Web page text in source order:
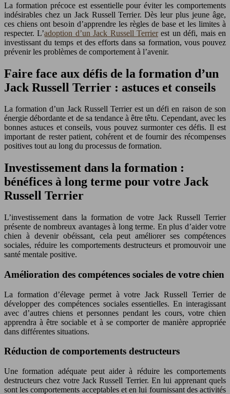
La formation précoce est essentielle pour éviter les comportements
indésirables chez un Jack Russell Terrier. Dès leur plus jeune âge,
ces chiens ont besoin d’apprendre les règles de base et les limites à
respecter. L’adoption d’un Jack Russell Terrierest un défi, mais en
investissant du temps et des efforts dans sa formation, vous pouvez
prévenir les problèmes de comportement à l’avenir.
Faire face aux défis de la formation d’un
Jack Russell Terrier : astuces et conseils
La formation d’un Jack Russell Terrier est un défi en raison de son
énergie débordante et de sa tendance à être têtu. Cependant, avec les
bonnes astuces et conseils, vous pouvez surmonter ces défis. Il est
important de rester patient, cohérent et de fournir des récompenses
positives tout au long du processus de formation.
Investissement dans la formation :
bénéfices à long terme pour votre Jack
Russell Terrier
L’investissement dans la formation de votre Jack Russell Terrier
présente de nombreux avantages à long terme. En plus d’aider votre
chien à devenir obéissant, cela peut améliorer ses compétences
sociales, réduire les comportements destructeurs et promouvoir une
santé mentale positive.
Amélioration des compétences sociales de votre chien
La formation d’élevage permet à votre Jack Russell Terrier de
développer des compétences sociales essentielles. En interagissant
avec d’autres chiens et personnes pendant les cours, votre chien
apprendra à être sociable et à se comporter de manière appropriée
dans différentes situations.
Réduction de comportements destructeurs
Une formation adéquate peut aider à réduire les comportements
destructeurs chez votre Jack Russell Terrier. En lui apprenant quels
sont les comportements acceptables et en lui fournissant des activités